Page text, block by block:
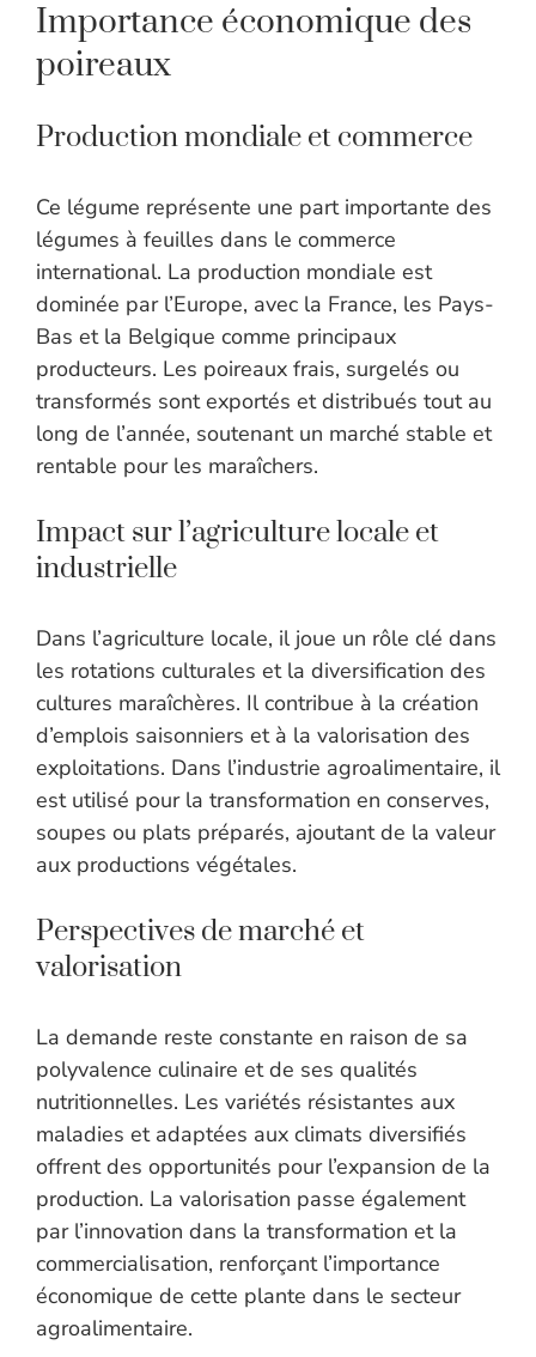
Importance économique des
poireaux
Production mondiale et commerce
Ce légume représente une part importante des
légumes à feuilles dans le commerce
international. La production mondiale est
dominée par l’Europe, avec la France, les Pays-
Bas et la Belgique comme principaux
producteurs. Les poireaux frais, surgelés ou
transformés sont exportés et distribués tout au
long de l’année, soutenant un marché stable et
rentable pour les maraîchers.
Impact sur l’agriculture locale et
industrielle
Dans l’agriculture locale, il joue un rôle clé dans
les rotations culturales et la diversification des
cultures maraîchères. Il contribue à la création
d’emplois saisonniers et à la valorisation des
exploitations. Dans l’industrie agroalimentaire, il
est utilisé pour la transformation en conserves,
soupes ou plats préparés, ajoutant de la valeur
aux productions végétales.
Perspectives de marché et
valorisation
La demande reste constante en raison de sa
polyvalence culinaire et de ses qualités
nutritionnelles. Les variétés résistantes aux
maladies et adaptées aux climats diversifiés
offrent des opportunités pour l’expansion de la
production. La valorisation passe également
par l’innovation dans la transformation et la
commercialisation, renforçant l’importance
économique de cette plante dans le secteur
agroalimentaire.